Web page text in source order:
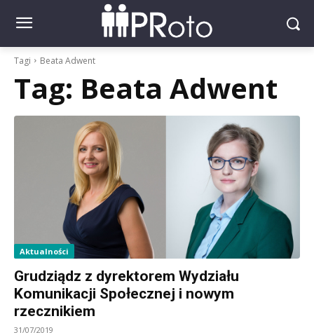
Tagi Beata Adwent
Tag: Beata Adwent
Aktualności
Grudziądz z dyrektorem Wydziału
Komunikacji Społecznej i nowym
rzecznikiem
31/07/2019